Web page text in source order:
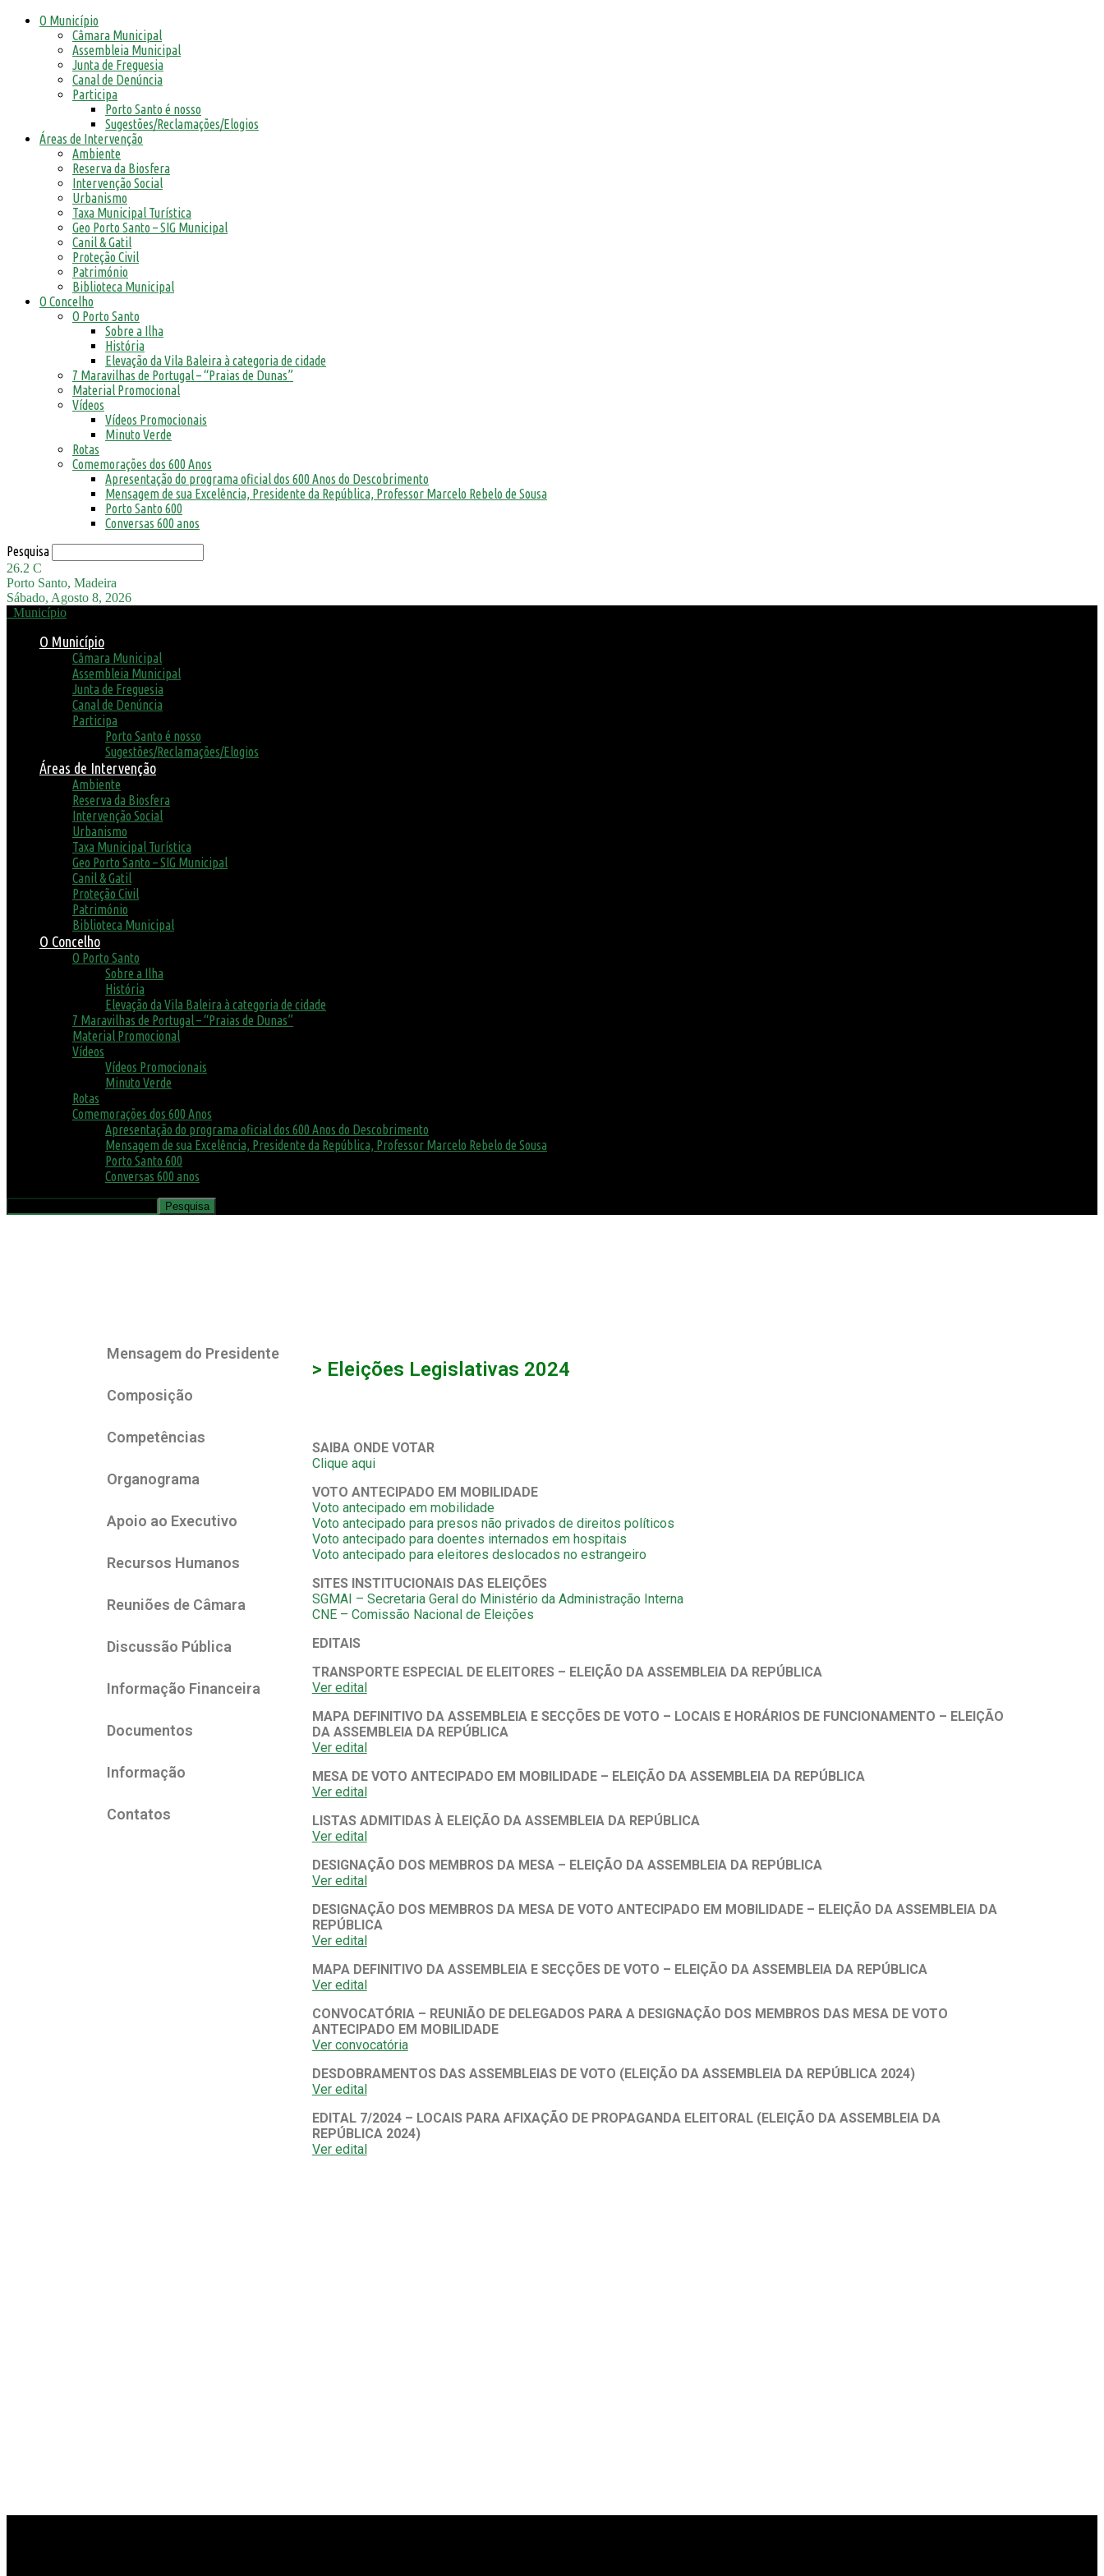
O Município
Câmara Municipal
Assembleia Municipal
Junta de Freguesia
Canal de Denúncia
Participa
Porto Santo é nosso
Sugestões/Reclamações/Elogios
Áreas de Intervenção
Ambiente
Reserva da Biosfera
Intervenção Social
Urbanismo
Taxa Municipal Turística
Geo Porto Santo – SIG Municipal
Canil & Gatil
Proteção Civil
Património
Biblioteca Municipal
O Concelho
O Porto Santo
Sobre a Ilha
História
Elevação da Vila Baleira à categoria de cidade
7 Maravilhas de Portugal – “Praias de Dunas”
Material Promocional
Vídeos
Vídeos Promocionais
Minuto Verde
Rotas
Comemorações dos 600 Anos
Apresentação do programa oficial dos 600 Anos do Descobrimento
Mensagem de sua Excelência, Presidente da República, Professor Marcelo Rebelo de Sousa
Porto Santo 600
Conversas 600 anos
Pesquisa
26.2 C
Porto Santo, Madeira
Sábado, Agosto 8, 2026
Município
O Município
Câmara Municipal
Assembleia Municipal
Junta de Freguesia
Canal de Denúncia
Participa
Porto Santo é nosso
Sugestões/Reclamações/Elogios
Áreas de Intervenção
Ambiente
Reserva da Biosfera
Intervenção Social
Urbanismo
Taxa Municipal Turística
Geo Porto Santo – SIG Municipal
Canil & Gatil
Proteção Civil
Património
Biblioteca Municipal
O Concelho
O Porto Santo
Sobre a Ilha
História
Elevação da Vila Baleira à categoria de cidade
7 Maravilhas de Portugal – “Praias de Dunas”
Material Promocional
Vídeos
Vídeos Promocionais
Minuto Verde
Rotas
Comemorações dos 600 Anos
Apresentação do programa oficial dos 600 Anos do Descobrimento
Mensagem de sua Excelência, Presidente da República, Professor Marcelo Rebelo de Sousa
Porto Santo 600
Conversas 600 anos
Mensagem do Presidente
Composição
Competências
Organograma
Apoio ao Executivo
Recursos Humanos
Reuniões de Câmara
Discussão Pública
Informação Financeira
Documentos
Informação
Contatos
> Eleições Legislativas 2024
SAIBA ONDE VOTAR
Clique aqui
VOTO ANTECIPADO EM MOBILIDADE
Voto antecipado em mobilidade
Voto antecipado para presos não privados de direitos políticos
Voto antecipado para doentes internados em hospitais
Voto antecipado para eleitores deslocados no estrangeiro
SITES INSTITUCIONAIS DAS ELEIÇÕES
SGMAI – Secretaria Geral do Ministério da Administração Interna
CNE – Comissão Nacional de Eleições
EDITAIS
TRANSPORTE ESPECIAL DE ELEITORES – ELEIÇÃO DA ASSEMBLEIA DA REPÚBLICA
Ver edital
MAPA DEFINITIVO DA ASSEMBLEIA E SECÇÕES DE VOTO – LOCAIS E HORÁRIOS DE FUNCIONAMENTO – ELEIÇÃO
DA ASSEMBLEIA DA REPÚBLICA
Ver edital
MESA DE VOTO ANTECIPADO EM MOBILIDADE – ELEIÇÃO DA ASSEMBLEIA DA REPÚBLICA
Ver edital
LISTAS ADMITIDAS À ELEIÇÃO DA ASSEMBLEIA DA REPÚBLICA
Ver edital
DESIGNAÇÃO DOS MEMBROS DA MESA – ELEIÇÃO DA ASSEMBLEIA DA REPÚBLICA
Ver edital
DESIGNAÇÃO DOS MEMBROS DA MESA DE VOTO ANTECIPADO EM MOBILIDADE – ELEIÇÃO DA ASSEMBLEIA DA
REPÚBLICA
Ver edital
MAPA DEFINITIVO DA ASSEMBLEIA E SECÇÕES DE VOTO – ELEIÇÃO DA ASSEMBLEIA DA REPÚBLICA
Ver edital
CONVOCATÓRIA – REUNIÃO DE DELEGADOS PARA A DESIGNAÇÃO DOS MEMBROS DAS MESA DE VOTO
ANTECIPADO EM MOBILIDADE
Ver convocatória
DESDOBRAMENTOS DAS ASSEMBLEIAS DE VOTO (ELEIÇÃO DA ASSEMBLEIA DA REPÚBLICA 2024)
Ver edital
EDITAL 7/2024 – LOCAIS PARA AFIXAÇÃO DE PROPAGANDA ELEITORAL (ELEIÇÃO DA ASSEMBLEIA DA
REPÚBLICA 2024)
Ver edital